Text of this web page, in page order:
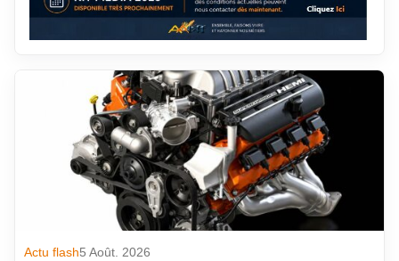
Actu flash5 Août. 2026